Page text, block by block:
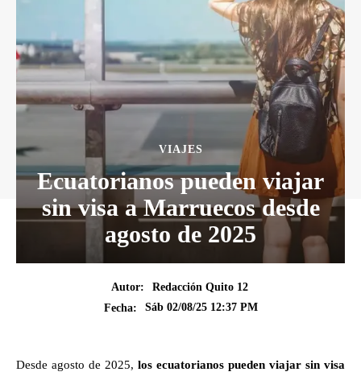
VIAJES
Ecuatorianos pueden viajar
sin visa a Marruecos desde
agosto de 2025
Autor:
Redacción Quito 12
Fecha:
Sáb 02/08/25 12:37 PM
Desde agosto de 2025, los ecuatorianos pueden viajar sin visa